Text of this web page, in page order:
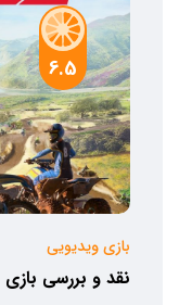
6.5
بازی ویدیویی
نقد و بررسی بازی MX VS ATV LEGENDS